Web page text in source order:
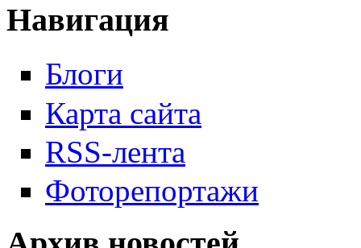
Навигация
Блоги
Карта сайта
RSS-лента
Фоторепортажи